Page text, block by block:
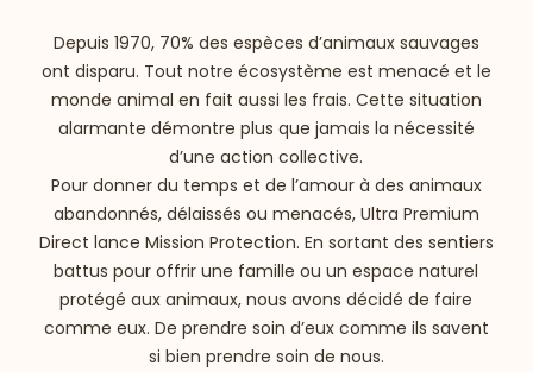
Depuis 1970, 70% des espèces d’animaux sauvages
ont disparu. Tout notre écosystème est menacé et le
monde animal en fait aussi les frais. Cette situation
alarmante démontre plus que jamais la nécessité
d’une action collective.
Pour donner du temps et de l’amour à des animaux
abandonnés, délaissés ou menacés, Ultra Premium
Direct lance Mission Protection. En sortant des sentiers
battus pour offrir une famille ou un espace naturel
protégé aux animaux, nous avons décidé de faire
comme eux. De prendre soin d’eux comme ils savent
si bien prendre soin de nous.